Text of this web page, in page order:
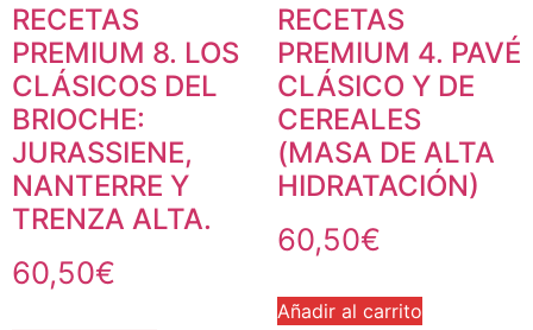
RECETAS
PREMIUM 8. LOS
CLÁSICOS DEL
BRIOCHE:
JURASSIENE,
NANTERRE Y
TRENZA ALTA.
60,50€
RECETAS
PREMIUM 4. PAVÉ
CLÁSICO Y DE
CEREALES
(MASA DE ALTA
HIDRATACIÓN)
60,50€
Añadir al carrito